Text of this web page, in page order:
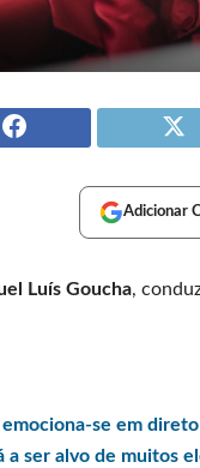
Adicionar
Luís Goucha,
se em direto
a ser alvo de muitos